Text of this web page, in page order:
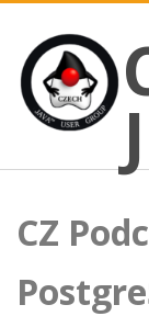
content
CZECH JAVA USER
CZ